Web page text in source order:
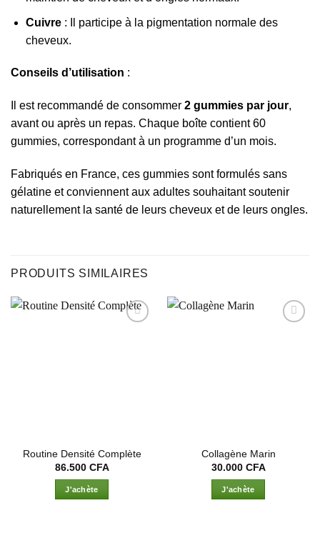
Cuivre: Il participe à la pigmentation normale des
cheveux.
Conseils d’utilisation :
Il est recommandé de consommer 2 gummies par jour,
avant ou après un repas. Chaque boîte contient 60
gummies, correspondant à un programme d’un mois.
Fabriqués en France, ces gummies sont formulés sans
gélatine et conviennent aux adultes souhaitant soutenir
naturellement la santé de leurs cheveux et de leurs ongles.
PRODUITS SIMILAIRES
Routine Densité Complète
86.500 CFA
J'achète
Collagène Marin
30.000 CFA
J'achète